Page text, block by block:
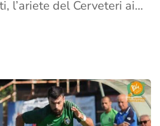
l’ariete del Cerveteri ai…